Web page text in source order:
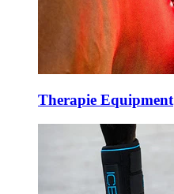
Therapie Equipment